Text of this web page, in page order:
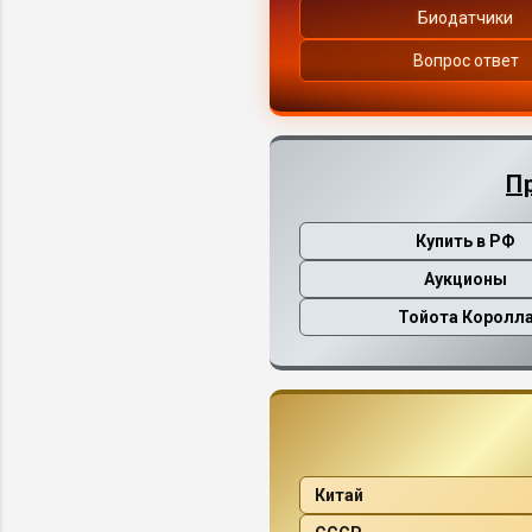
Биодатчики
Вопрос ответ
Купить в РФ
Аукционы
Тойота Королла
Китай